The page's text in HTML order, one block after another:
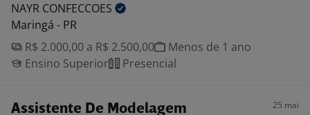
NAYR CONFECCOES
Maringá - PR
R$ 2.000,00 a R$ 2.500,00
Menos de 1 ano
Ensino Superior
Presencial
Assistente De Modelagem 25 mai